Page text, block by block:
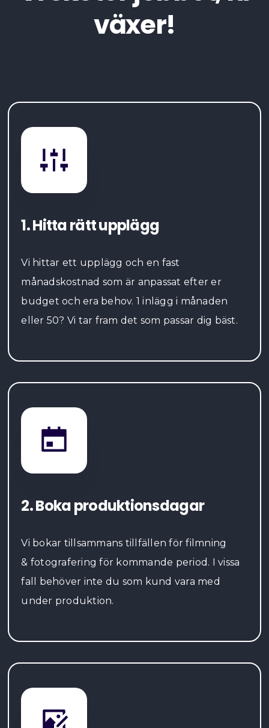
växer!
1. Hitta rätt upplägg
Vi hittar ett upplägg och en fast
månadskostnad som är anpassat efter er
budget och era behov. 1 inlägg i månaden
eller 50? Vi tar fram det som passar dig bäst.
2. Boka produktionsdagar
Vi bokar tillsammans tillfällen för filmning
& fotografering för kommande period. I vissa
fall behöver inte du som kund vara med
under produktion.